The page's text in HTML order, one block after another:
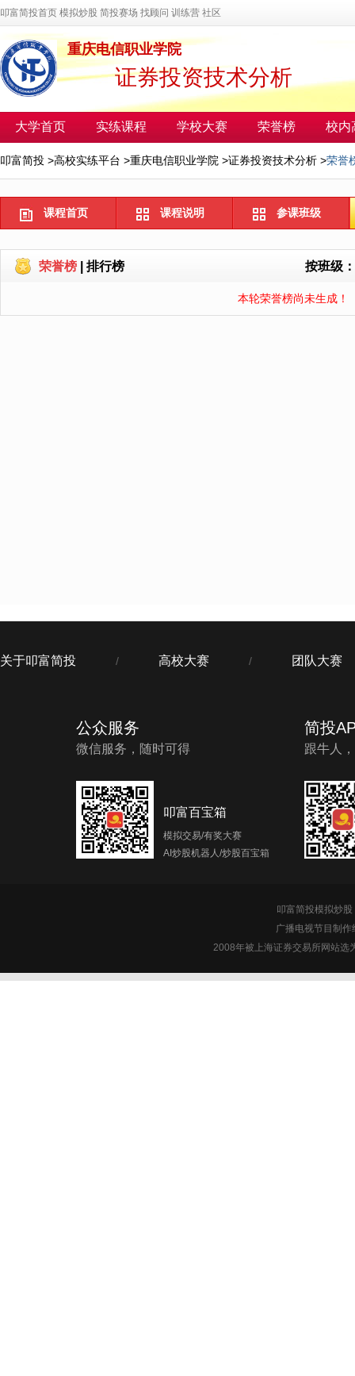
叩富简投首页 模拟炒股 简投赛场 找顾问 训练营 社区
重庆电信职业学院
证券投资技术分析
大学首页 实练课程 学校大赛 荣誉榜 校内
叩富简投 >高校实练平台 >重庆电信职业学院 >证券投资技术分析 >荣誉
课程首页 课程说明 参课班级
荣誉榜 排行榜 按班级
本轮荣誉榜尚未生成！
关于叩富简投 / 高校大赛 / 团队大赛
公众服务
微信服务，随时可得
叩富百宝箱
模拟交易/有奖大赛
AI炒股机器人/炒股百宝箱
简投
跟牛人
叩富简投模拟炒
广播电视节目制
2008年被上海证券交易所网站选